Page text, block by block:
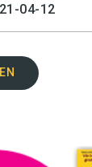
04-12